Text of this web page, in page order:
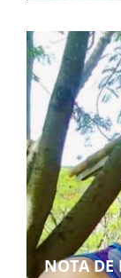
NOTA DE